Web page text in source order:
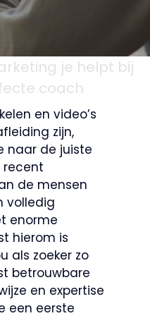
je helpt bij
coach
en video’s
zijn,
naar de juiste
recent
de mensen
volledig
enorme
hierom is
als zoeker zo
betrouwbare
en expertise
een eerste